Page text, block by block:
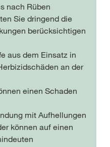
nach Rüben
Sie dringend die
berücksichtigen
aus dem Einsatz in
an der
einen Schaden
mit Aufhellungen
können auf einen